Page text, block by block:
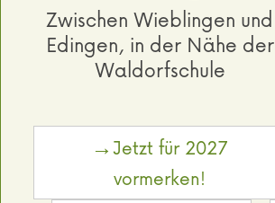
Zwischen Wieblingen und
Edingen, in der Nähe der
Waldorfschule
→Jetzt für 2027
vormerken!